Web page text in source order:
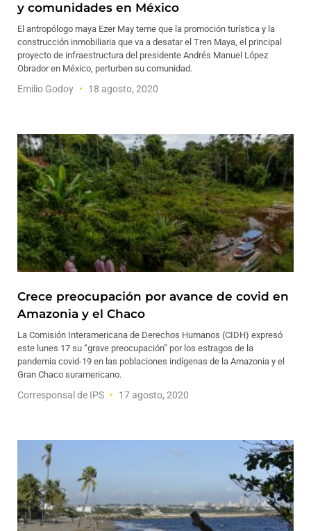
y comunidades en México
El antropólogo maya Ezer May teme que la promoción turística y la
construcción inmobiliaria que va a desatar el Tren Maya, el principal
proyecto de infraestructura del presidente Andrés Manuel López
Obrador en México, perturben su comunidad.
Emilio Godoy 18 agosto, 2020
Crece preocupación por avance de covid en
Amazonia y el Chaco
La Comisión Interamericana de Derechos Humanos (CIDH) expresó
este lunes 17 su “grave preocupación” por los estragos de la
pandemia covid-19 en las poblaciones indígenas de la Amazonia y el
Gran Chaco suramericano.
Corresponsal de IPS 17 agosto, 2020